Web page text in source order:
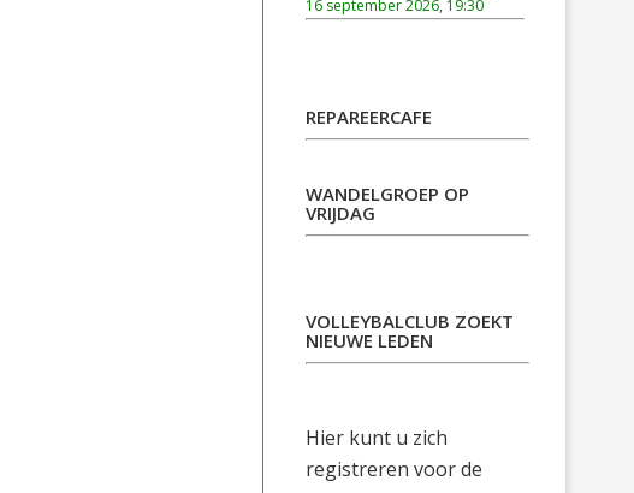
16 september 2026, 19:30
REPAREERCAFE
WANDELGROEP OP
VRIJDAG
VOLLEYBALCLUB ZOEKT
NIEUWE LEDEN
Hier kunt u zich
registreren voor de